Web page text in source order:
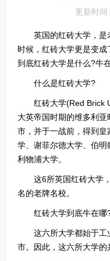
更新时间
英国的红砖大学，是
时候，红砖大学更是变
到底红砖大学是什么?牛
什么是红砖大学?
红砖大学(Red Brick
大英帝国时期的维多利
市，并于一战前，得到
学、谢菲尔德大学、伯明
利物浦大学。
这6所英国红砖大学，
名的老牌名校。
红砖大学到底牛在哪
这六所大学都始于工
市。因此，这六所大学的